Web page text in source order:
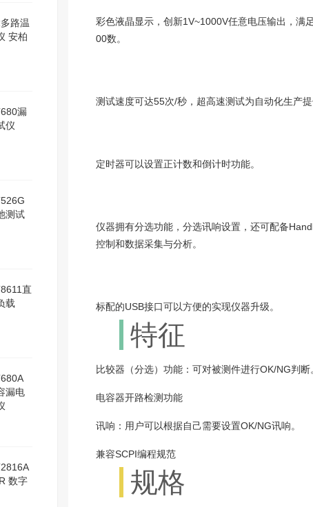
路温
安柏
漏
仪
测试
直
载
漏电
数字
彩色液晶显示，创新1V~1000V任意电压输出，
00数。
测试速度可达55次/秒，超高速测试为自动化生产提
定时器可以设置正计数和倒计时功能。
仪器拥有分选功能，分选讯响设置，还可配备
控制和数据采集与分析。
标配的USB接口可以方便的实现仪器升级。
特征
比较器（分选）功能：可对被测件进行OK/NG判断
电容器开路检测功能
讯响：用户可以根据自己需要设置OK/NG讯响。
兼容SCPI编程规范
规格